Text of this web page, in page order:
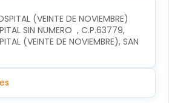
(VEINTE DE NOVIEMBRE)
SIN NUMERO  , C.P.63779,
(VEINTE DE NOVIEMBRE), SAN